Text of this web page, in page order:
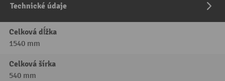
Technické údaje
Celková dĺžka
1540 mm
Celková šírka
540 mm